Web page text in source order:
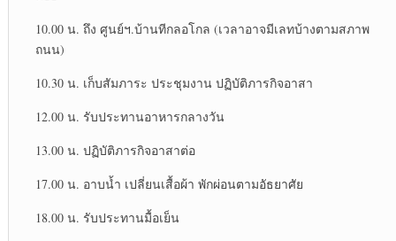
10.00 น. ถึง ศูนย์​ฯ.บ้านทีกลอโกล (เวลาอาจมีเลทบ้างตามสภาพ​
ถนน)
10.30 น. เก็บสัมภาระ​ ประชุมงาน ปฏิบัติ​ภารกิจ​อาสา
12.00 น. รับประทาน​อาหารกลางวัน
13.00 น. ปฏิบัติ​ภารกิจอาสา​ต่อ
17.00 น. อาบน้ำ เปลี่ยน​เสื้อผ้า พักผ่อน​ตามอัธยาศัย​
18.00 น. รับประทาน​มื้อเย็น